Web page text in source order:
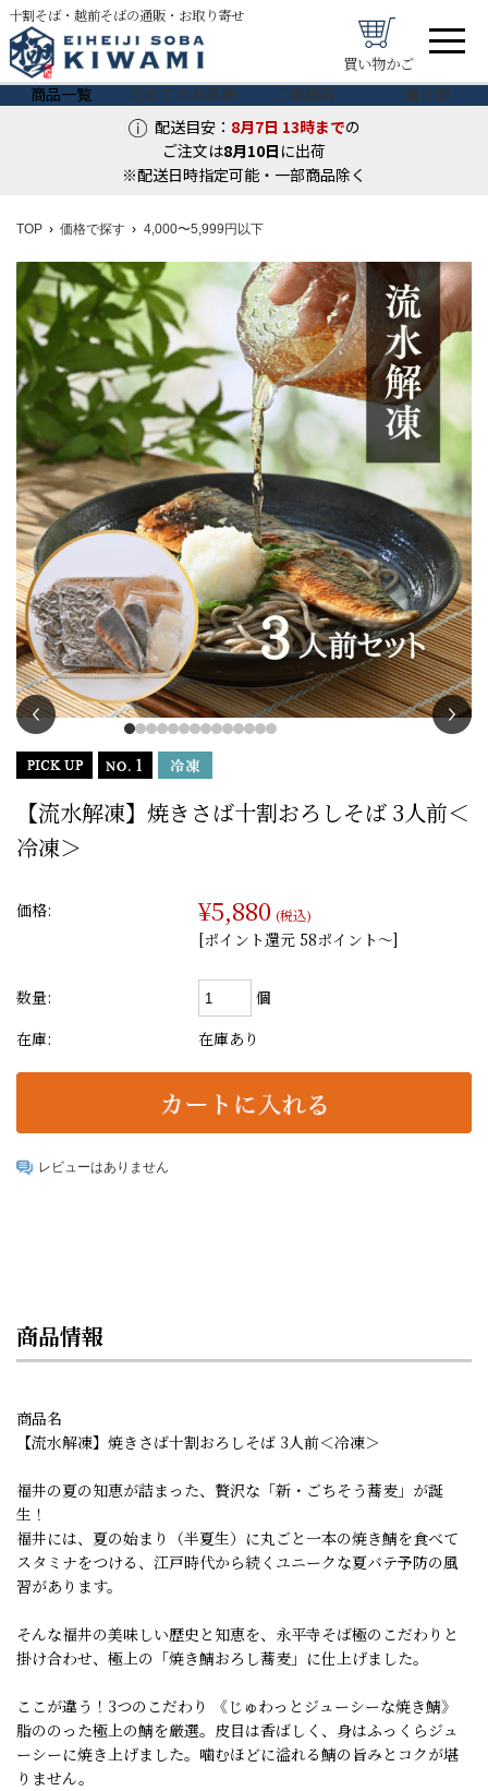
十割そば・越前そばの通販・お取り寄せ
買い物かご
商品一覧 初めてのお客様 ご家庭用
贈り物
配送目安： 8月7日 13時までの
ご注文は8月10日 に出荷
※配送日時指定可能・一部商品除く
TOP 価格で探す 4,000〜5,999円以下
【流水解凍】焼きさば十割おろしそば 3人前＜
冷凍＞
価格: ¥5,880 (税込)
[ポイント還元 58ポイント〜]
数量:
個
在庫:
在庫あり
レビューはありません
商品情報
商品名
【流水解凍】焼きさば十割おろしそば 3人前＜冷凍＞
福井の夏の知恵が詰まった、贅沢な「新・ごちそう蕎麦」が誕
生！
福井には、夏の始まり（半夏生）に丸ごと一本の焼き鯖を食べて
スタミナをつける、江戸時代から続くユニークな夏バテ予防の風
習があります。
そんな福井の美味しい歴史と知恵を、永平寺そば極のこだわりと
掛け合わせ、極上の「焼き鯖おろし蕎麦」に仕上げました。
ここが違う！3つのこだわり 《じゅわっとジューシーな焼き鯖》
脂ののった極上の鯖を厳選。皮目は香ばしく、身はふっくらジュ
ーシーに焼き上げました。噛むほどに溢れる鯖の旨みとコクが堪
りません。